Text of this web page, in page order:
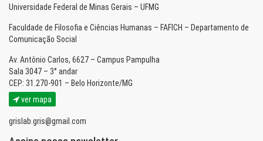
Universidade Federal de Minas Gerais – UFMG
Faculdade de Filosofia e Ciências Humanas – FAFICH – Departamento de
Comunicação Social
Av. Antônio Carlos, 6627 – Campus Pampulha
Sala 3047 – 3° andar
CEP: 31.270-901 – Belo Horizonte/MG
ver mapa
grislab.gris@gmail.com